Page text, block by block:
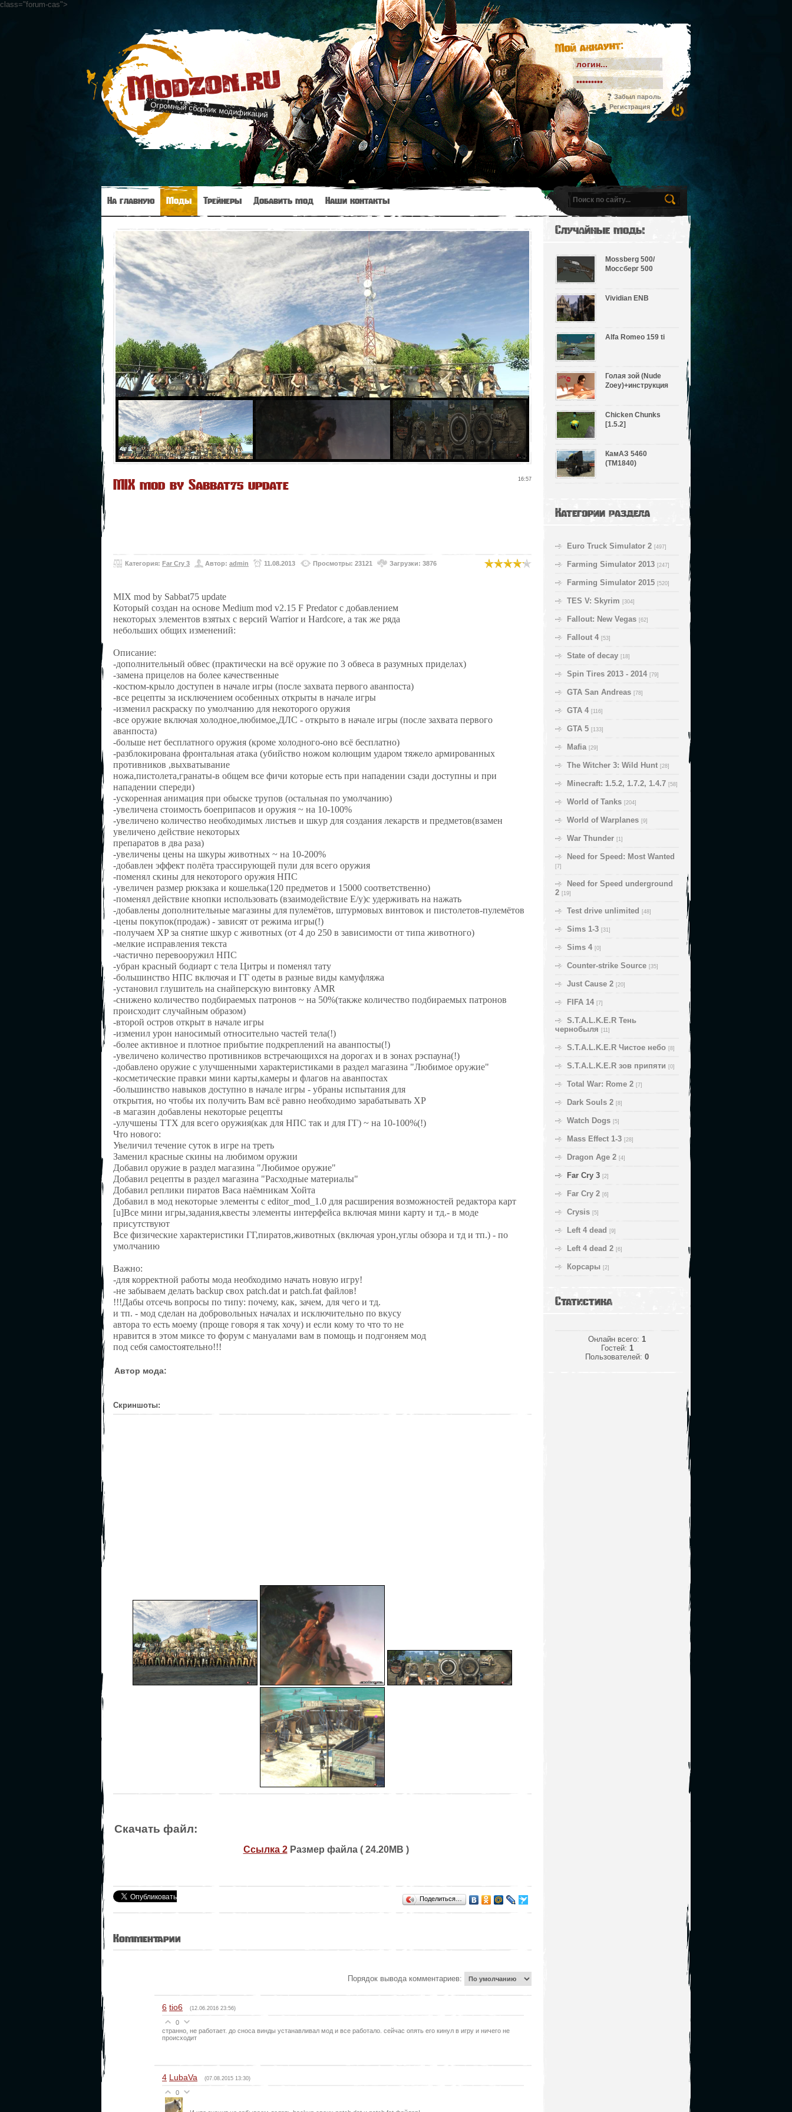
class="forum-cas">
Modzon.ru
Огромный сборник модификаций
Мой аккаунт:
Забыл пароль
Регистрация
На главную Моды Трейнеры Добавить мод Наши контакты
16:57
MIX mod by Sabbat75 update
Категория: Far Cry 3 Автор: admin 11.08.2013 Просмотры: 23121 Загрузки: 3876
MIX mod by Sabbat75 update
Который создан на основе Medium mod v2.15 F Predator с добавлением
некоторых элементов взятых с версий Warrior и Hardcore, а так же ряда
небольших общих изменений:
Описание:
-дополнительный обвес (практически на всё оружие по 3 обвеса в разумных приделах)
-замена прицелов на более качественные
-костюм-крыло доступен в начале игры (после захвата первого аванпоста)
-все рецепты за исключением особенных открыты в начале игры
-изменил раскраску по умолчанию для некоторого оружия
-все оружие включая холодное,любимое,ДЛС - открыто в начале игры (после захвата первого
аванпоста)
-больше нет бесплатного оружия (кроме холодного-оно всё бесплатно)
-разблокирована фронтальная атака (убийство ножом колющим ударом тяжело армированных
противников ,выхватывание
ножа,пистолета,гранаты-в общем все фичи которые есть при нападении сзади доступны и при
нападении спереди)
-ускоренная анимация при обыске трупов (остальная по умолчанию)
-увеличена стоимость боеприпасов и оружия ~ на 10-100%
-увеличено количество необходимых листьев и шкур для создания лекарств и предметов(взамен
увеличено действие некоторых
препаратов в два раза)
-увеличены цены на шкуры животных ~ на 10-200%
-добавлен эффект полёта трассирующей пули для всего оружия
-поменял скины для некоторого оружия НПС
-увеличен размер рюкзака и кошелька(120 предметов и 15000 соответственно)
-поменял действие кнопки использовать (взаимодействие E/у)с удерживать на нажать
-добавлены дополнительные магазины для пулемётов, штурмовых винтовок и пистолетов-пулемётов
-цены покупок(продаж) - зависят от режима игры(!)
-получаем XP за снятие шкур с животных (от 4 до 250 в зависимости от типа животного)
-мелкие исправления текста
-частично перевооружил НПС
-убран красный бодиарт с тела Цитры и поменял тату
-большинство НПС включая и ГГ одеты в разные виды камуфляжа
-установил глушитель на снайперскую винтовку AMR
-снижено количество подбираемых патронов ~ на 50%(также количество подбираемых патронов
происходит случайным образом)
-второй остров открыт в начале игры
-изменил урон наносимый относительно частей тела(!)
-более активное и плотное прибытие подкреплений на аванпосты(!)
-увеличено количество противников встречающихся на дорогах и в зонах рэспауна(!)
-добавлено оружие с улучшенными характеристиками в раздел магазина "Любимое оружие"
-косметические правки мини карты,камеры и флагов на аванпостах
-большинство навыков доступно в начале игры - убраны испытания для
открытия, но чтобы их получить Вам всё равно необходимо зарабатывать XP
-в магазин добавлены некоторые рецепты
-улучшены ТТХ для всего оружия(как для НПС так и для ГГ) ~ на 10-100%(!)
Что нового:
Увеличил течение суток в игре на треть
Заменил красные скины на любимом оружии
Добавил оружие в раздел магазина "Любимое оружие"
Добавил рецепты в раздел магазина "Расходные материалы"
Добавил реплики пиратов Васа наёмникам Хойта
Добавил в мод некоторые элементы с editor_mod_1.0 для расширения возможностей редактора карт
[u]Все мини игры,задания,квесты элементы интерфейса включая мини карту и тд.- в моде
присутствуют
Все физические характеристики ГГ,пиратов,животных (включая урон,углы обзора и тд и тп.) - по
умолчанию
Важно:
-для корректной работы мода необходимо начать новую игру!
-не забываем делать backup свох patch.dat и patch.fat файлов!
!!!Дабы отсечь вопросы по типу: почему, как, зачем, для чего и тд.
и тп. - мод сделан на добровольных началах и исключительно по вкусу
автора то есть моему (проще говоря я так хочу) и если кому то что то не
нравится в этом миксе то форум с мануалами вам в помощь и подгоняем мод
под себя самостоятельно!!!
Автор мода:
Скриншоты:
Скачать файл:
Ссылка 2Размер файла ( 24.20MB )
Поделиться…
Комментарии
Порядок вывода комментариев:
6 tio6 (12.06.2016 23:56)
0
странно, не работает. до сноса винды устанавливал мод и все работало. сейчас опять его кинул в игру и ничего не
происходит
4 LubaVa (07.08.2015 13:30)
0
Случайные моды
Mossberg 500/
Моссберг 500
Vividian ENB
Alfa Romeo 159 ti
Голая зой (Nude
Zoey)+инструкция
Chicken Chunks
[1.5.2]
КамАЗ 5460
(ТМ1840)
Категории раздела
Euro Truck Simulator 2 [497]
Farming Simulator 2013 [247]
Farming Simulator 2015 [520]
TES V: Skyrim [304]
Fallout: New Vegas [62]
Fallout 4 [53]
State of decay [18]
Spin Tires 2013 - 2014 [79]
GTA San Andreas [78]
GTA 4 [116]
GTA 5 [133]
Mafia [29]
The Witcher 3: Wild Hunt [28]
Minecraft: 1.5.2, 1.7.2, 1.4.7 [58]
World of Tanks [204]
World of Warplanes [9]
War Thunder [1]
Need for Speed: Most Wanted
[7]
Need for Speed underground
2 [19]
Test drive unlimited [48]
Sims 1-3 [31]
Sims 4 [0]
Counter-strike Source [35]
Just Cause 2 [20]
FIFA 14 [7]
S.T.A.L.K.E.R Тень
чернобыля [11]
S.T.A.L.K.E.R Чистое небо [8]
S.T.A.L.K.E.R зов припяти [0]
Total War: Rome 2 [7]
Dark Souls 2 [8]
Watch Dogs [5]
Mass Effect 1-3 [28]
Dragon Age 2 [4]
Far Cry 3 [2]
Far Cry 2 [6]
Crysis [5]
Left 4 dead [9]
Left 4 dead 2 [6]
Корсары [2]
Статистика
Онлайн всего: 1
Гостей: 1
Пользователей: 0